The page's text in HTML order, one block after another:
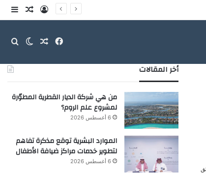
تسجيلمقال
فيسبوك
مقال الوضع
أخر المقالات
من هي شركة الديار القطرية المطوّرة
لمشروع علم الروم؟
6 أغسطس 2026
الموارد البشرية توقع مذكرة تفاهم
لتطوير خدمات مراكز ضيافة الأطفال
6 أغسطس 2026